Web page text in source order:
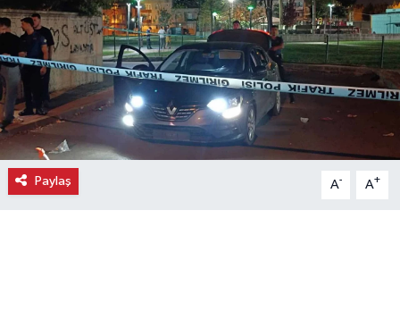
Paylaş A- A+
Eleman
Emlak
Gündem
Gurme
Haber